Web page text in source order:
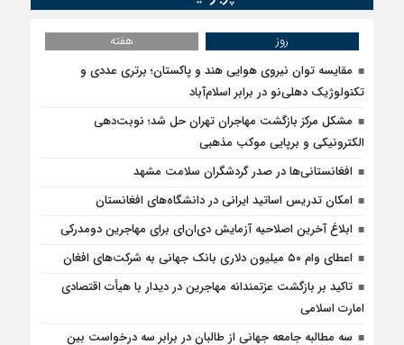
روز
هفته
مقایسه توان نیروی هوایی هند و پاکستان؛ برتری عددی و
تکنولوژیک دهلی‌نو در برابر اسلام‌آباد
مشکل مرکز بازگشت مهاجران تهران حل شد؛ نوبت‌دهی
الکترونیکی و برپایی موکب مذهبی
افغانستانی‌ها در صدر گردشگران سلامت مشهد
امکان تدریس اساتید ایرانی در دانشگاه‌های افغانستان
ابلاغ آخرین اصلاحیه آزمایش دی‌ان‌ای برای مهاجرین دومدرکی
اعطای وام ۵۰ میلیون دلاری بانک جهانی به شرکت‌های افغان
تاکید بر بازگشت عزتمندانه مهاجرین در دیدار با هیأت اقتصادی
امارت اسلامی
سه مطالبه جامعه جهانی از طالبان در برابر سه درخواست بین